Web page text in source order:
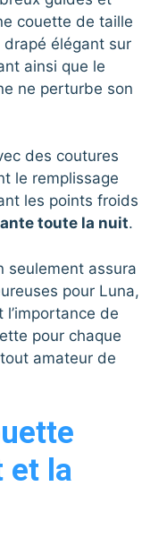
couette de taille
drapé élégant sur
ainsi que le
ne perturbe son
des coutures
le remplissage
les points froids
toute la nuit.
seulement assura
pour Luna,
de
pour chaque
amateur de
et la